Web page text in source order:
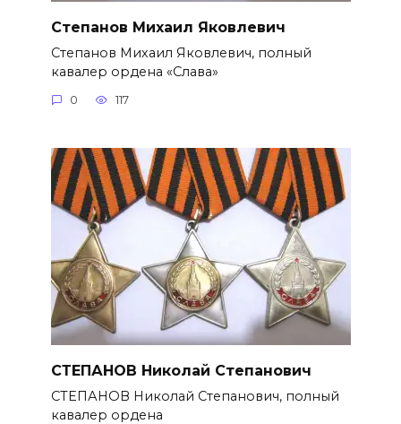
Степанов Михаил Яковлевич
Степанов Михаил Яковлевич, полный
кавалер ордена «Слава»
0 117
СТЕПАНОВ Николай Степанович
СТЕПАНОВ Николай Степанович, полный
кавалер ордена